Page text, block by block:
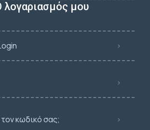
λογαριασμός μου
κωδικό σας;